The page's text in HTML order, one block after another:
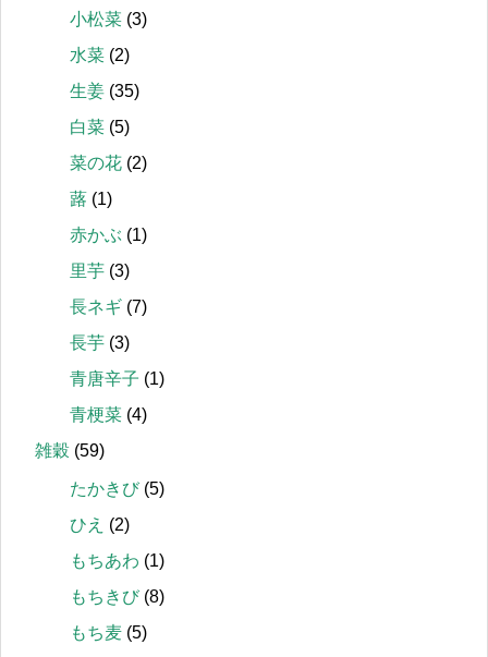
小松菜 (3)
水菜 (2)
生姜 (35)
白菜 (5)
菜の花 (2)
蕗 (1)
赤かぶ (1)
里芋 (3)
長ネギ (7)
長芋 (3)
青唐辛子 (1)
青梗菜 (4)
雑穀 (59)
たかきび(5)
ひえ (2)
もちあわ (1)
もちきび(8)
もち麦 (5)